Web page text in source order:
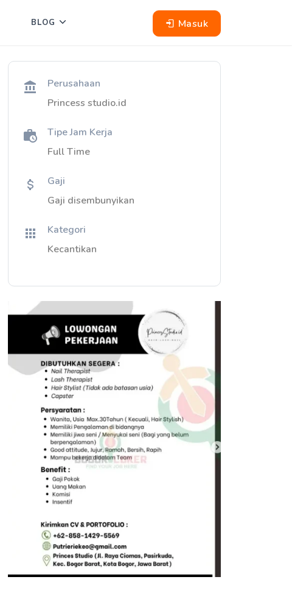
Masuk
BLOG
Perusahaan
Princess studio.id
Tipe Jam Kerja
Full Time
Gaji
Gaji disembunyikan
Kategori
Kecantikan